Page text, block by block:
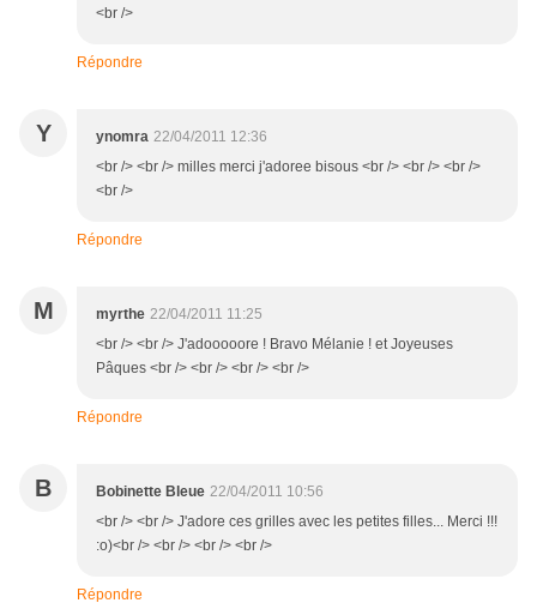
<br />
Répondre
Y ynomra 22/04/2011 12:36
<br /> <br /> milles merci j'adoree bisous <br /> <br /> <br />
<br />
Répondre
M myrthe 22/04/2011 11:25
<br /> <br /> J'adooooore ! Bravo Mélanie ! et Joyeuses
Pâques <br /> <br /> <br /> <br />
Répondre
B Bobinette Bleue 22/04/2011 10:56
<br /> <br /> J'adore ces grilles avec les petites filles... Merci !!!
:o)<br /> <br /> <br /> <br />
Répondre